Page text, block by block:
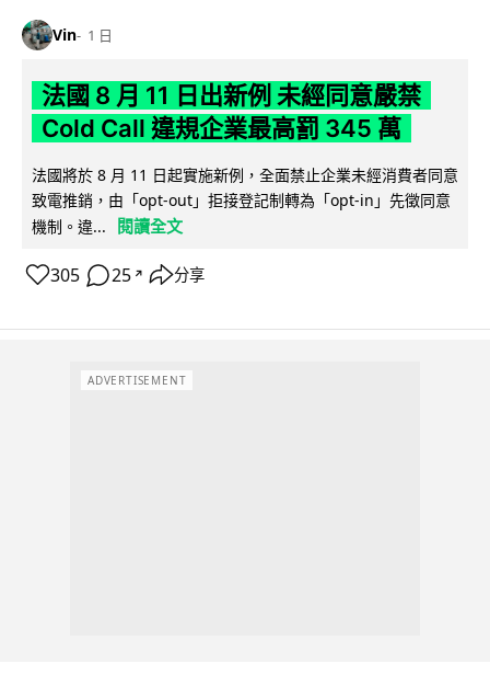
Vin 1 日
法國 8 月 11 日出新例 未經同意嚴禁
Cold Call 違規企業最高罰 345 萬
法國將於 8 月 11 日起實施新例，全面禁止企業未經消費者同意
致電推銷，由「opt-out」拒接登記制轉為「opt-in」先徵同意
機制。違...
閱讀全文
305 25 ↗ 分享
ADVERTISEMENT